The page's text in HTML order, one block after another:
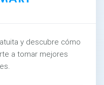
y descubre cómo
a tomar mejores